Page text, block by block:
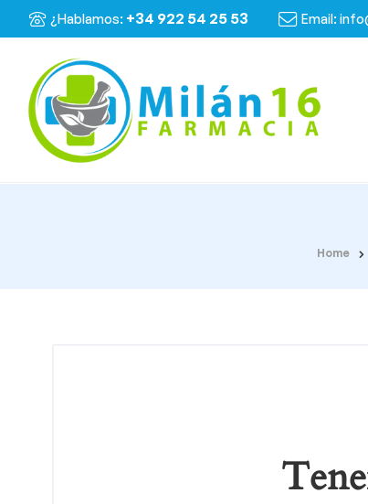
¿Hablamos: +34 922 54 25 53 Email:
Home